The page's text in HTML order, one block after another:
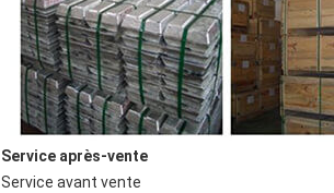
Service après-vente
Service avant vente